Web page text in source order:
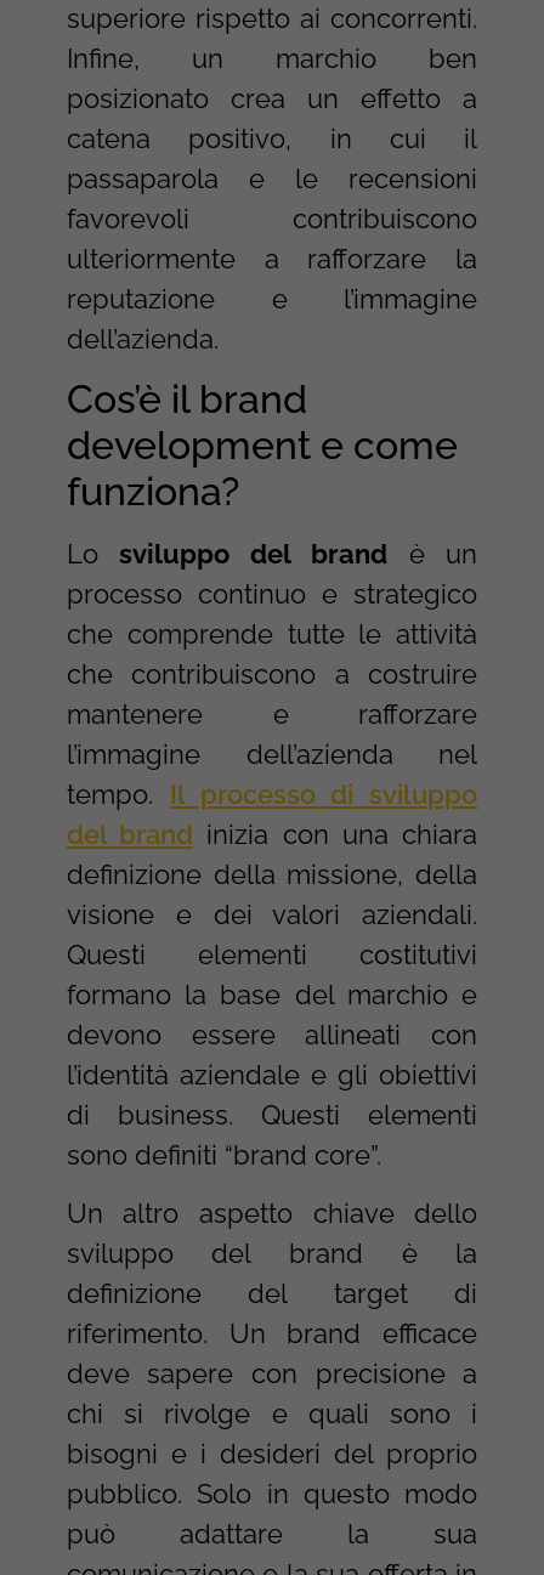
superiore rispetto ai concorrenti.
Infine, un marchio ben
posizionato crea un effetto a
catena positivo, in cui il
passaparola e le recensioni
favorevoli contribuiscono
ulteriormente a rafforzare la
reputazione e l’immagine
dell’azienda.
Cos’è il brand
development e come
funziona?
Lo sviluppo del brandè un
processo continuo e strategico
che comprende tutte le attività
che contribuiscono a costruire
mantenere e rafforzare
l’immagine dell’azienda nel
tempo. Il processo di sviluppo
del brand inizia con una chiara
definizione della missione, della
visione e dei valori aziendali.
Questi elementi costitutivi
formano la base del marchio e
devono essere allineati con
l’identità aziendale e gli obiettivi
di business. Questi elementi
sono definiti “brand core”.
Un altro aspetto chiave dello
sviluppo del brand è la
definizione del target di
riferimento. Un brand efficace
deve sapere con precisione a
chi si rivolge e quali sono i
bisogni e i desideri del proprio
pubblico. Solo in questo modo
può adattare la sua